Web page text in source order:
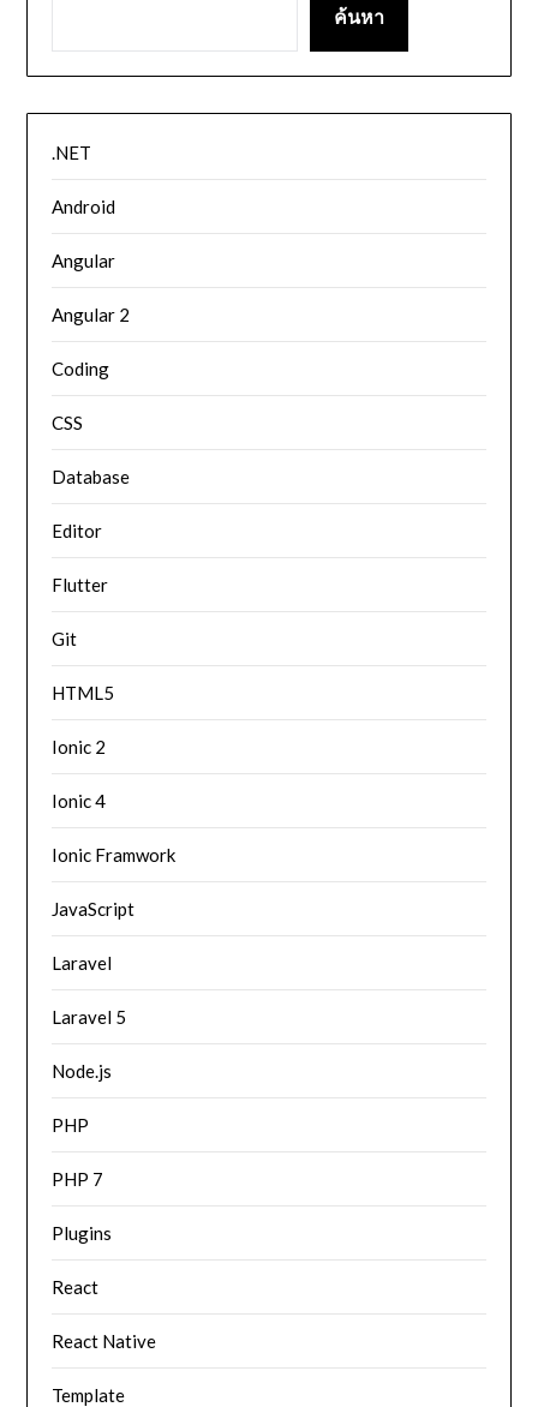
ค้นหา
.NET
Android
Angular
Angular 2
Coding
CSS
Database
Editor
Flutter
Git
HTML5
Ionic 2
Ionic 4
Ionic Framwork
JavaScript
Laravel
Laravel 5
Node.js
PHP
PHP 7
Plugins
React
React Native
Template